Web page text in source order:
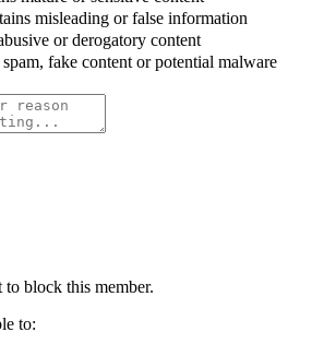
misleading or false information
or derogatory content
fake content or potential malware
block this member.
to: